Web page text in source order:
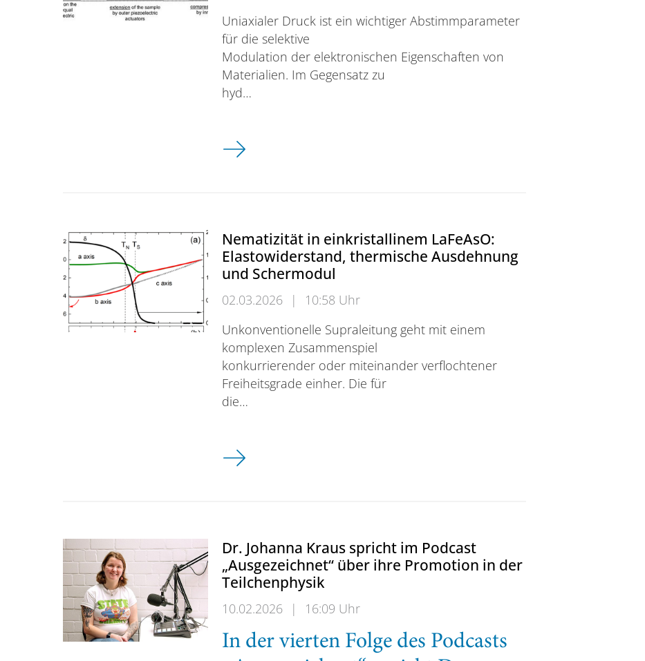
Uniaxialer Druck ist ein wichtiger Abstimmparameter
für die selektive
Modulation der elektronischen Eigenschaften von
Materialien. Im Gegensatz zu
hyd…
Dehnungszelle für Messungen unter uniaxialem Druck unter kryogenen
Nematizität in einkristallinem LaFeAsO:
Elastowiderstand, thermische Ausdehnung
und Schermodul
02.03.2026 |
10:58 Uhr
Unkonventionelle Supraleitung geht mit einem
komplexen Zusammenspiel
konkurrierender oder miteinander verflochtener
Freiheitsgrade einher. Die für
die…
Nematizität in einkristallinem LaFeAsO: Elastowiderstand, thermische
Dr. Johanna Kraus spricht im Podcast
„Ausgezeichnet“ über ihre Promotion in der
Teilchenphysik
10.02.2026 | 16:09 Uhr
In der vierten Folge des Podcasts